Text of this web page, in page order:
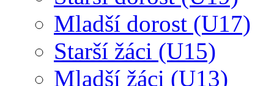
Mladší dorost (U17)
Starší žáci (U15)
Mladší žáci (U13)